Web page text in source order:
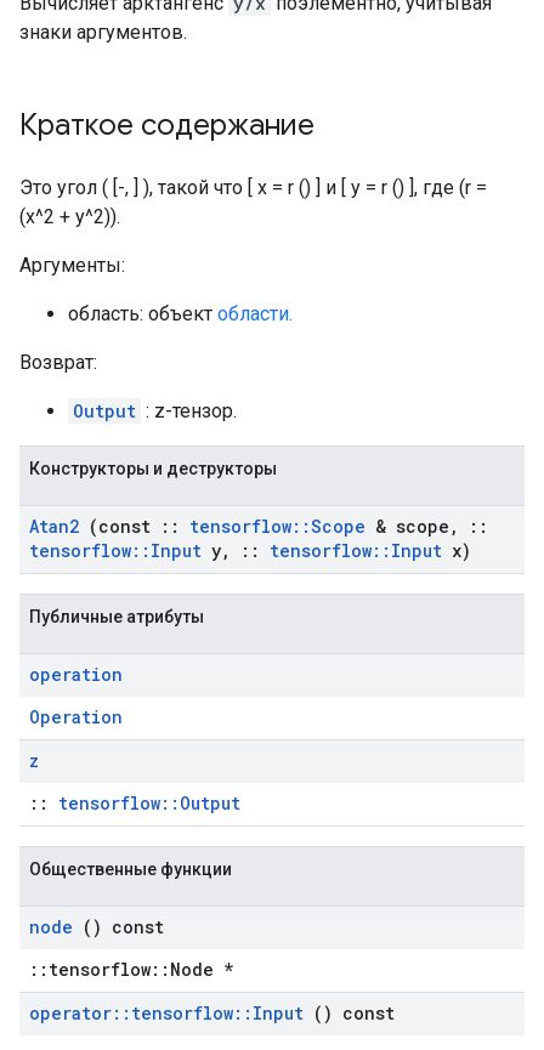
знаки аргументов.
Краткое содержание
Это угол ( [-, ] ), такой что [ x = r () ] и [ y = r () ], где (r =
(x^2 + y^2)).
Аргументы:
область: объект области.
Возврат:
Output : z-тензор.
Конструкторы и деструкторы
Atan2 (const :: tensorflow::Scope & scope ,
::
tensorflow:: Input y, :: tensorflow:: Input x)
Публичные атрибуты
operation
Operation
z
:: tensorflow::Output
Общественные функции
node () const
::tensorflow::Node *
operator:: tensorflow:: Input () const